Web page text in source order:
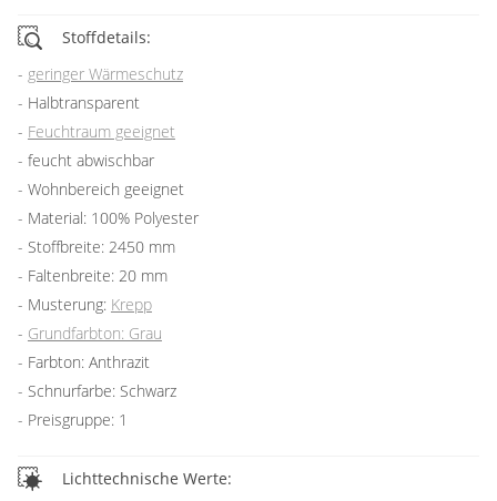
Stoffdetails:
geringer Wärmeschutz
Halbtransparent
Feuchtraum geeignet
feucht abwischbar
Wohnbereich geeignet
Material: 100% Polyester
Stoffbreite: 2450 mm
Faltenbreite: 20 mm
Musterung: Krepp
Grundfarbton: Grau
Farbton: Anthrazit
Schnurfarbe: Schwarz
Preisgruppe: 1
Lichttechnische Werte: